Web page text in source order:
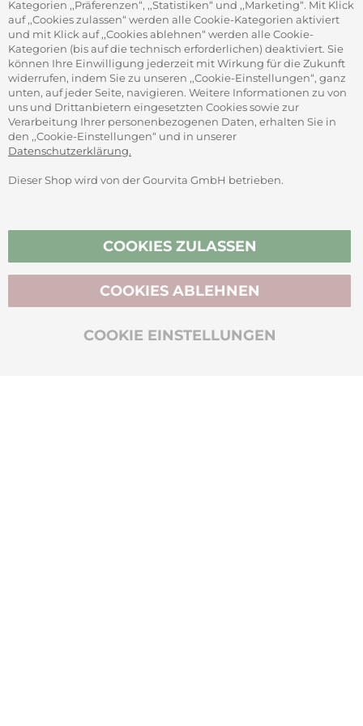
63322 Rödermark
SICHER ZAHLEN
Vertrag widerrufen
BIO-ZERTIFIZIERT
Kategorien ,,Präferenzen“, ,,Statistiken“ und ,,Marketing“. Mit Klick
auf ,,Cookies zulassen“ werden alle Cookie-Kategorien aktiviert
und mit Klick auf ,,Cookies ablehnen“ werden alle Cookie-
Kategorien (bis auf die technisch erforderlichen) deaktiviert. Sie
können Ihre Einwilligung jederzeit mit Wirkung für die Zukunft
widerrufen, indem Sie zu unseren ,,Cookie-Einstellungen“, ganz
unten, auf jeder Seite, navigieren. Weitere Informationen zu von
uns und Drittanbietern eingesetzten Cookies sowie zur
Verarbeitung Ihrer personenbezogenen Daten, erhalten Sie in
den ,,Cookie-Einstellungen“ und in unserer
Datenschutzerklärung.
Dieser Shop wird von der Gourvita GmbH betrieben.
COOKIES ZULASSEN
COOKIE EINSTELLUNGEN
COOKIES ABLEHNEN